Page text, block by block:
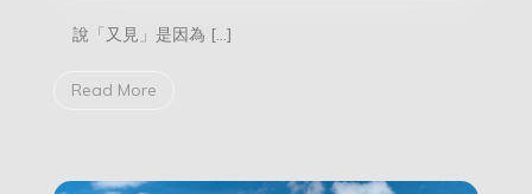
說「又見」是因為 […]
Read More